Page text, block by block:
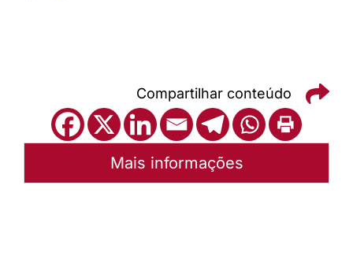
Compartilhar conteúdo
Mais informações